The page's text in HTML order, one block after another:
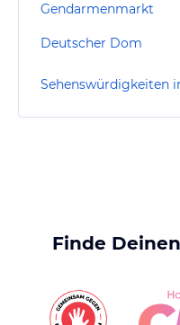
Gendarmenmarkt
Deutscher Dom
Sehenswürdigkeiten
Finde